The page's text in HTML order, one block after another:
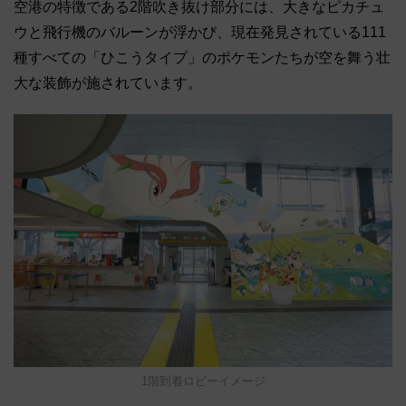
空港の特徴である2階吹き抜け部分には、大きなピカチュ
ウと飛行機のバルーンが浮かび、現在発見されている111
種すべての「ひこうタイプ」のポケモンたちが空を舞う壮
大な装飾が施されています。
1階到着ロビーイメージ